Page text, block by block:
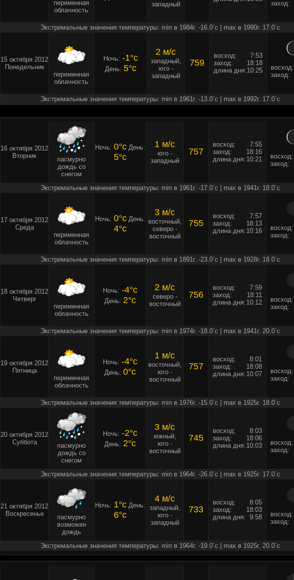
переменная
облачность
западный
заход:
Экстремальные значения температуры: min в 1984г. -16.0`c | max в 1990г. 17.0`c
15 октября 2012
Понедельник
переменная
облачность
Ночь: -1°c
День: 5°c
2 м/c
западный,
юго -
западный
759
восход:
7:53
заход:
18:18
длина дня:10:25 восход:
заход:
Экстремальные значения температуры: min в 1961г. -13.0`c | max в 1992г. 17.0`c
16 октября 2012
Вторник
пасмурно
дождь со
снегом
Ночь: 0°c День:
5°c
1 м/c
юго -
западный
757
восход:
7:55
заход:
18:16
длина дня: 10:21 восход:
заход:
Экстремальные значения температуры: min в 1961г. -17.0`c | max в 1941г. 18.0`c
17 октября 2012
Среда
переменная
облачность
Ночь: 0°c День:
4°c
3 м/c
восточный,
северо -
восточный
755
восход:
7:57
заход:
18:13
длина дня: 10:16 восход:
заход:
Экстремальные значения температуры: min в 1891г. -23.0`c | max в 1928г. 18.0`c
18 октября 2012
Четверг
переменная
облачность
Ночь: -4°c
День: 2°c
2 м/c
северо -
восточный
756
восход:
7:59
заход:
18:11
длина дня: 10:12 восход:
заход:
Экстремальные значения температуры: min в 1974г. -18.0`c | max в 1941г. 20.0`c
19 октября 2012
Пятница
переменная
облачность
Ночь: -4°c
День: 0°c
1 м/c
восточный,
юго -
восточный
757
восход:
8:01
заход:
18:08
длина дня: 10:07 восход:
заход:
Экстремальные значения температуры: min в 1976г. -15.0`c | max в 1925г. 18.0`c
20 октября 2012
Суббота
пасмурно
дождь со
снегом
Ночь: -2°c
День: 2°c
3 м/c
южный,
юго -
восточный
745
восход:
8:03
заход:
18:06
длина дня: 10:03 восход:
заход:
Экстремальные значения температуры: min в 1964г. -26.0`c | max в 1925г. 17.0`c
21 октября 2012
Воскресенье
пасмурно
возможен
дождь
Ночь: 1°c День:
6°c
4 м/c
западный,
юго -
западный
733
восход:
8:05
заход:
18:03
длина дня: 9:58 восход:
заход:
Экстремальные значения температуры: min в 1964г. -19.0`c | max в 1925г. 20.0`c